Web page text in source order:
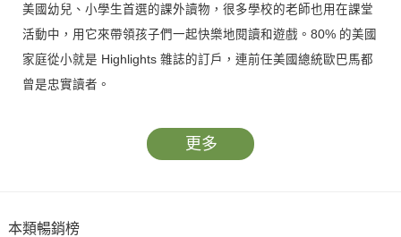
美國幼兒、小學生首選的課外讀物，很多學校的老師也用在課堂
活動中，用它來帶領孩子們一起快樂地閱讀和遊戲。80% 的美國
家庭從小就是 Highlights 雜誌的訂戶，連前任美國總統歐巴馬都
曾是忠實讀者。
Hello 月刊專為美國 0 ~ 2 歲的低年齡幼兒設計，對台灣孩子們實
際約可以覆蓋 0 到 3 歲的年齡層。雜誌內容涵蓋了小故事、詩歌
更多
本類暢銷榜